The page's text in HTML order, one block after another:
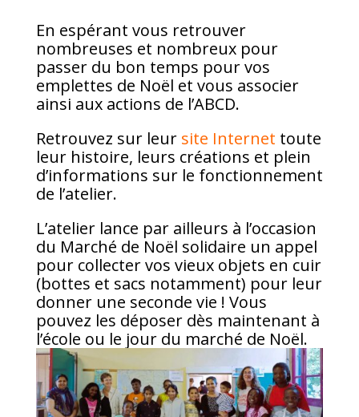
En espérant vous retrouver
nombreuses et nombreux pour
passer du bon temps pour vos
emplettes de Noël et vous associer
ainsi aux actions de l’ABCD.
Retrouvez sur leur site Internet toute
leur histoire, leurs créations et plein
d’informations sur le fonctionnement
de l’atelier.
L’atelier lance par ailleurs à l’occasion
du Marché de Noël solidaire un appel
pour collecter vos vieux objets en cuir
(bottes et sacs notamment) pour leur
donner une seconde vie ! Vous
pouvez les déposer dès maintenant à
l’école ou le jour du marché de Noël.